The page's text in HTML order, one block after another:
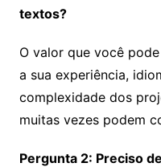
textos?
O valor que você
a sua experiência,
complexidade dos
muitas vezes podem
Pergunta 2: Preciso